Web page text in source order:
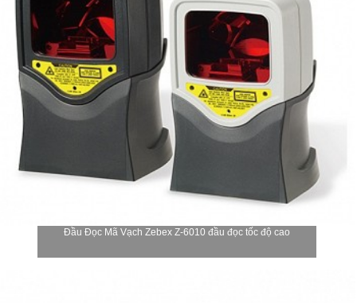
Đầu Đọc Mã Vạch Zebex Z-6010 đầu đọc tốc độ cao